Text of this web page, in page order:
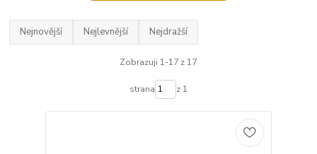
Nejnovější Nejlevnější Nejdražší
Zobrazuji 1-17 z 17
strana z 1